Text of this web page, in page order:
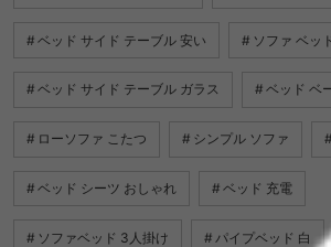
ベッド サイド テーブル 安い ソファ ベッ
ベッド サイド テーブル ガラス ベッド ベ
ローソファ こたつ シンプル ソファ
ベッド シーツ おしゃれ ベッド 充電
ソファベッド 3人掛け パイプベッド 白